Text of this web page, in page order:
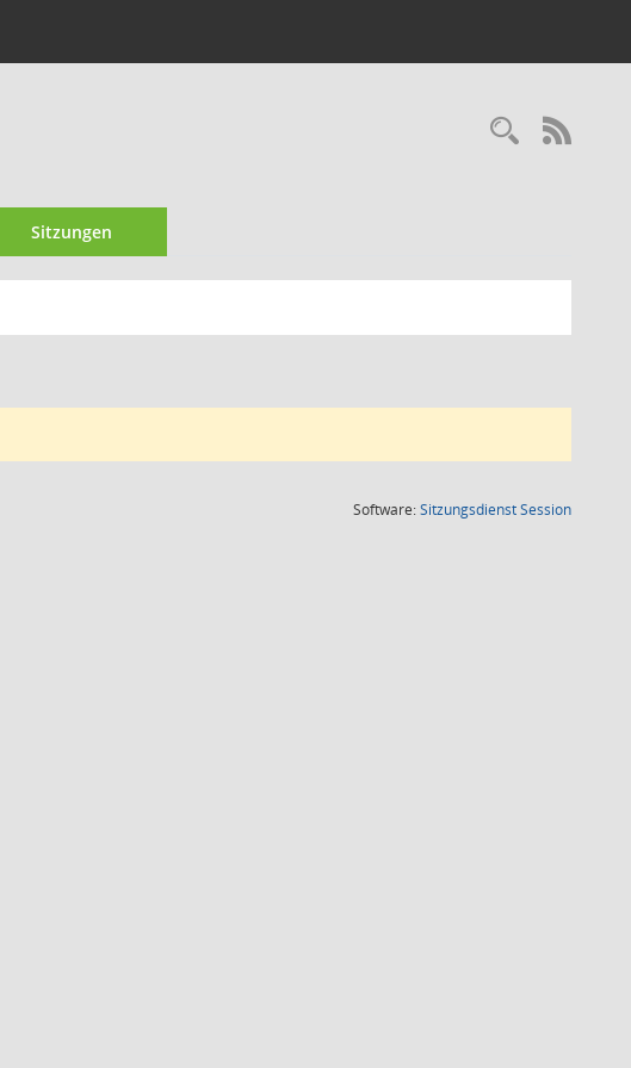
Sitzungen
Software:SitzungsdienstSession(Wird in